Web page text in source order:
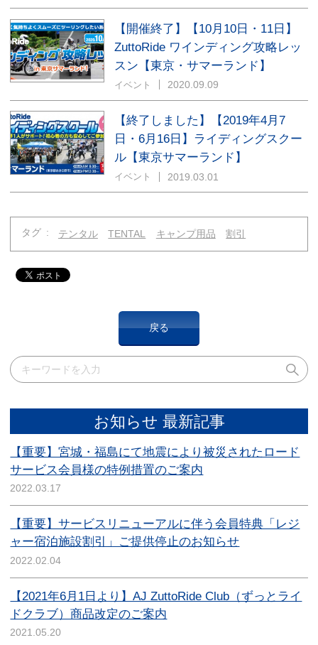
【開催終了】【10月10日・11日】
ZuttoRide ワインディング攻略レッ
スン【東京・サマーランド】
イベント 2020.09.09
【終了しました】【2019年4月7
日・6月16日】ライディングスクー
ル【東京サマーランド】
イベント 2019.03.01
タグ テンタル TENTAL キャンプ用品 割引
戻る
お知らせ 最新記事
【重要】宮城・福島にて地震により被災されたロード
サービス会員様の特例措置のご案内
2022.03.17
【重要】サービスリニューアルに伴う会員特典「レジ
ャー宿泊施設割引」ご提供停止のお知らせ
2022.02.04
【2021年6月1日より】AJ ZuttoRide Club（ずっとライ
ドクラブ）商品改定のご案内
2021.05.20